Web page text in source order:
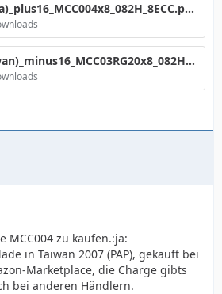
Verbatim(India)_plus16_MCC004x8_082H_8ECC.png
Verbatim(Taiwan)_minus16_MCC03RG20x8_082H_1ECC.png
MCC004 zu kaufen.:ja:
in Taiwan 2007 (PAP), gekauft bei
Marketplace, die Charge gibts
bei anderen Händlern.